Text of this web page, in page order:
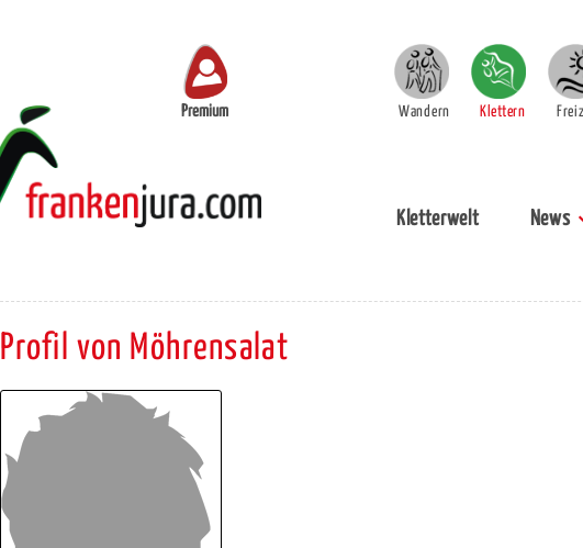
Premium Wandern Klettern
Kletterwelt News
Profil von Möhrensalat